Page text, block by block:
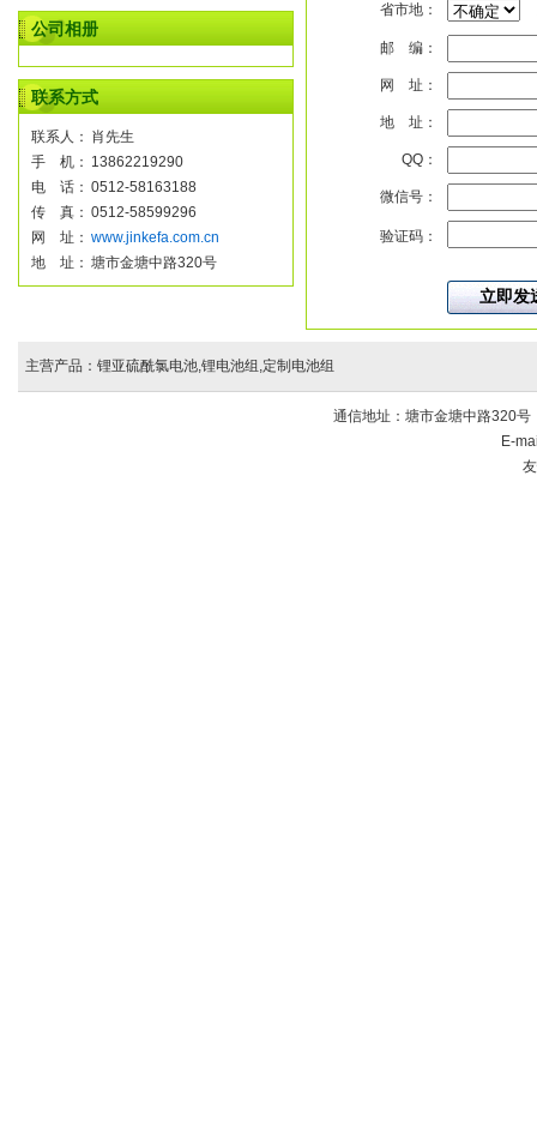
公司相册
联系方式
联系人： 肖先生
手 机： 13862219290
电 话： 0512-58163188
传 真： 0512-58599296
网 址： www.jinkefa.com.cn
地 址： 塘市金塘中路320号
省市地：
邮 编：
网 址：
地 址：
QQ：
微信号：
验证码：
主营产品：锂亚硫酰氯电池,锂电池组,定制电池组
通信地址：塘市金塘中路320
E-